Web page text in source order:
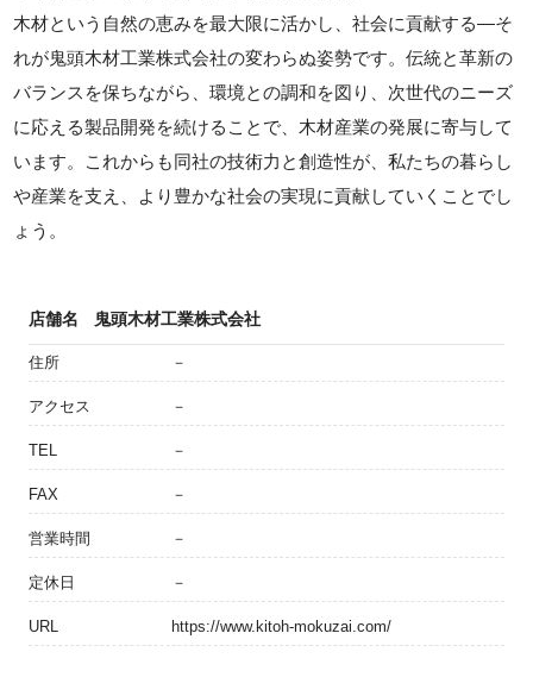
木材という自然の恵みを最大限に活かし、社会に貢献する—そ
れが鬼頭木材工業株式会社の変わらぬ姿勢です。伝統と革新の
バランスを保ちながら、環境との調和を図り、次世代のニーズ
に応える製品開発を続けることで、木材産業の発展に寄与して
います。これからも同社の技術力と創造性が、私たちの暮らし
や産業を支え、より豊かな社会の実現に貢献していくことでし
ょう。
店舗名 鬼頭木材工業株式会社
住所 －
アクセス －
TEL －
FAX －
営業時間 －
定休日 －
URL https://www.kitoh-mokuzai.com/